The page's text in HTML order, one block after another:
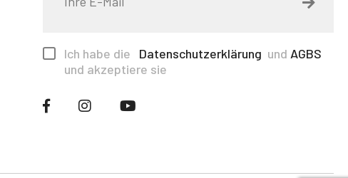
Ich habe die Datenschutzerklärung und AGBS
und akzeptiere sie